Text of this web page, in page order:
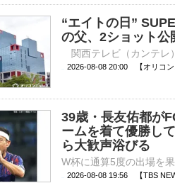
“エイトの日”
の父、2ショット
2026-08-08 20:00 【オリコン
39歳・長友佑都が
ームを着て優勝し
ら大歓声浴びる
2026-08-08 19:56 【TBS